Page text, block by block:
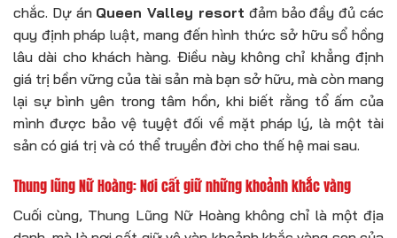
chắc. Dự án Queen Valley resort đảm bảo đầy đủ các
quy định pháp luật, mang đến hình thức sở hữu sổ hồng
lâu dài cho khách hàng. Điều này không chỉ khẳng định
giá trị bền vững của tài sản mà bạn sở hữu, mà còn mang
lại sự bình yên trong tâm hồn, khi biết rằng tổ ấm của
mình được bảo vệ tuyệt đối về mặt pháp lý, là một tài
sản có giá trị và có thể truyền đời cho thế hệ mai sau.
Thung lũng Nữ Hoàng: Nơi cất giữ những khoảnh khắc vàng
Cuối cùng, Thung Lũng Nữ Hoàng không chỉ là một địa